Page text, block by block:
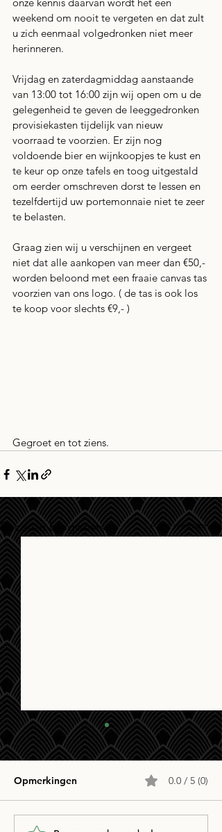
weekend om nooit te vergeten en dat zult
u zich eenmaal volgedronken niet meer
herinneren.
Vrijdag en zaterdagmiddag aanstaande
van 13:00 tot 16:00 zijn wij open om u de
gelegenheid te geven de leeggedronken
provisiekasten tijdelijk van nieuw
voorraad te voorzien. Er zijn nog
voldoende bier en wijnkoopjes te kust en
te keur op onze tafels en toog uitgestald
om eerder omschreven dorst te lessen en
tezelfdertijd uw portemonnaie niet te zeer
te belasten.
Graag zien wij u verschijnen en vergeet
niet dat alle aankopen van meer dan €50,-
worden beloond met een fraaie canvas tas
voorzien van ons logo. ( de tas is ook los
te koop voor slechts €9,- )
Gegroet en tot ziens.
Recente blogposts Alles weergeven
Café ZILT PopQuiz
Opmerkingen 0.0 / 5 (0)